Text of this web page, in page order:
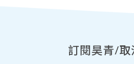
訂閱昊青/取